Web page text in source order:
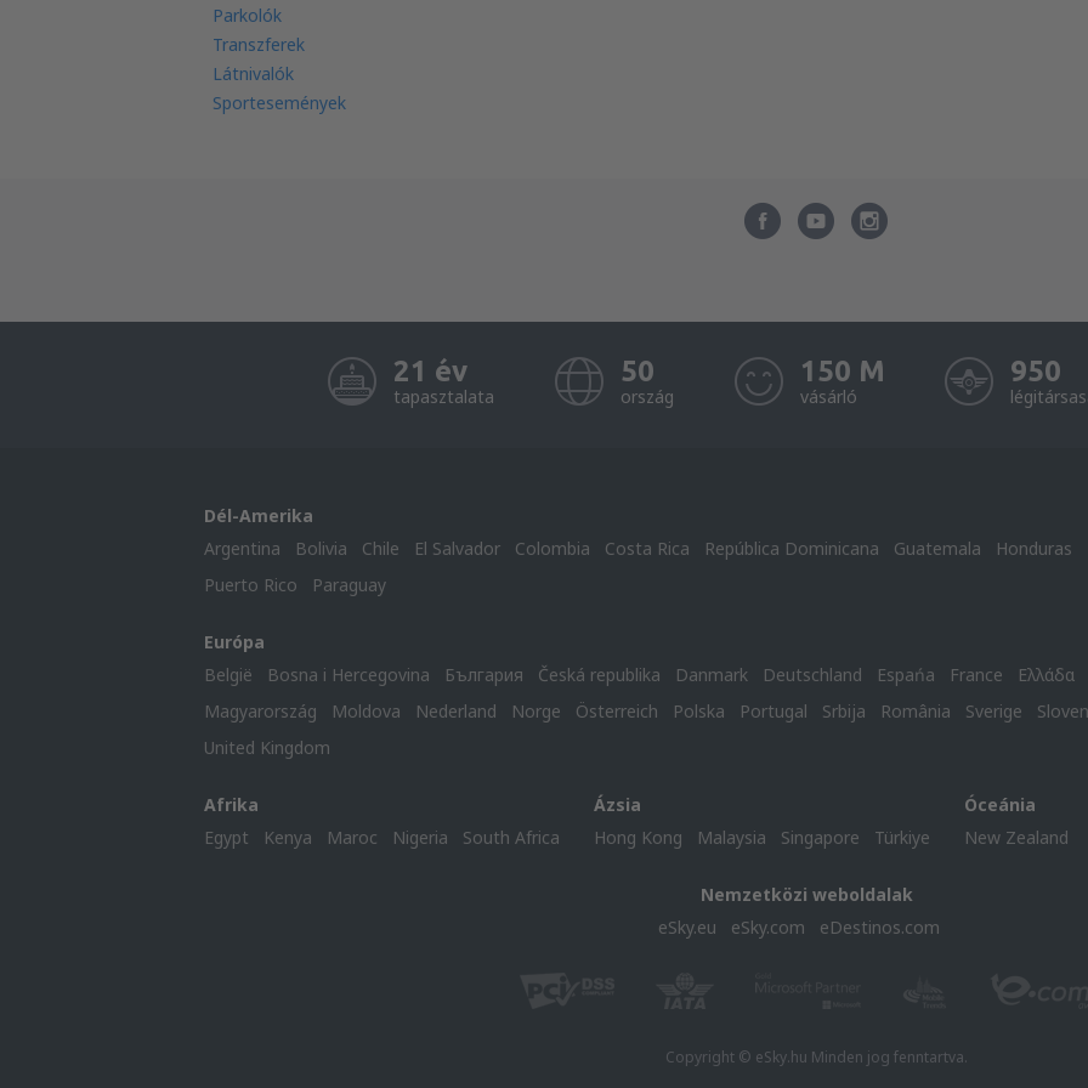
Parkolók
Transzferek
Látnivalók
Sportesemények
21 év
tapasztalata
50
ország
150 M
vásárló
950
Dél-Amerika
Argentina
Bolivia Chile El Salvador Colombia Costa Rica República Dominicana Guatemala Honduras
Puerto Rico
Paraguay
Európa
België
Bosna i Hercegovina България Česká republika Danmark Deutschland Espańa France Ελλάδα
Magyarország
Moldova Nederland Norge Österreich Polska Portugal Srbija România Sverige
United Kingdom
Afrika
Egypt
Kenya Maroc Nigeria South Africa
Ázsia
Hong Kong
Malaysia Singapore Türkiye
Óceánia
New Zealand
Nemzetközi weboldalak
eSky.eu
eSky.com eDestinos.com
Copyright © eSky.hu Minden jog fenntartva.